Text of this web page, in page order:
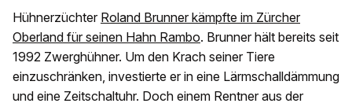
Hühnerzüchter Roland Brunner kämpfte im Zürcher
Oberland für seinen Hahn Rambo. Brunner hält bereits seit
1992 Zwerghühner. Um den Krach seiner Tiere
einzuschränken, investierte er in eine Lärmschalldämmung
und eine Zeitschaltuhr. Doch einem Rentner aus der